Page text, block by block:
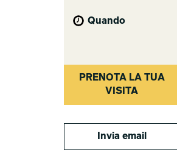
Quando
PRENOTA LA TUA
VISITA
Invia email